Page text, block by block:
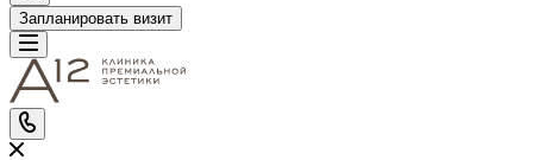
Запланировать визит